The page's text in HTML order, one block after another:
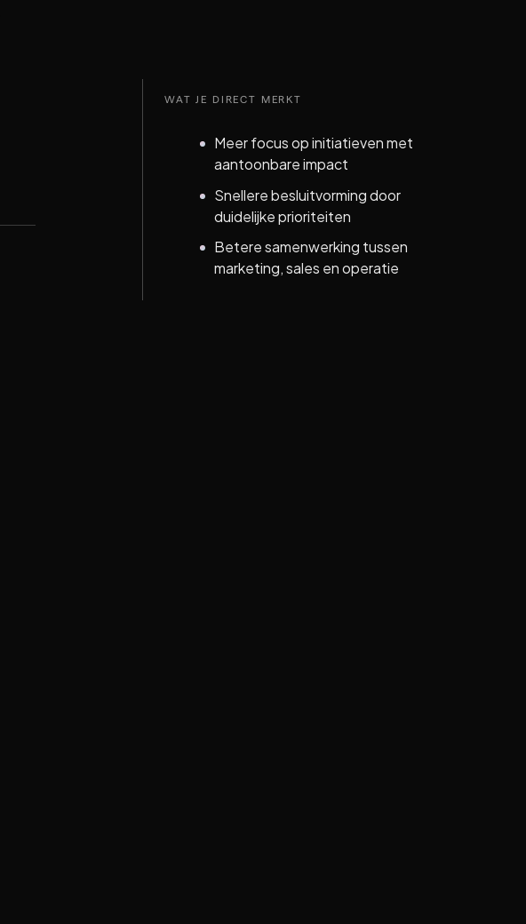
WAT JE DIRECT MERKT
Meer focus op initiatieven met
aantoonbare impact
Snellere besluitvorming door
duidelijke prioriteiten
Betere samenwerking tussen
marketing, sales en operatie